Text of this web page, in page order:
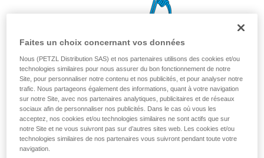
Faites un choix concernant vos données
Nous (PETZL Distribution SAS) et nos partenaires utilisons des cookies et/ou
technologies similaires pour nous assurer du bon fonctionnement de notre
Site, pour personnaliser notre contenu et nos publicités, et pour analyser notre
trafic. Nous partageons également des informations, quant à votre navigation
sur notre Site, avec nos partenaires analytiques, publicitaires et de réseaux
sociaux afin de personnaliser nos publicités. Dans le cas où vous les
acceptez, nos cookies et/ou technologies similaires ne sont actifs que sur
notre Site et ne vous suivront pas sur d’autres sites web. Les cookies et/ou
technologies similaires de nos partenaires vous suivront pendant toute votre
navigation.